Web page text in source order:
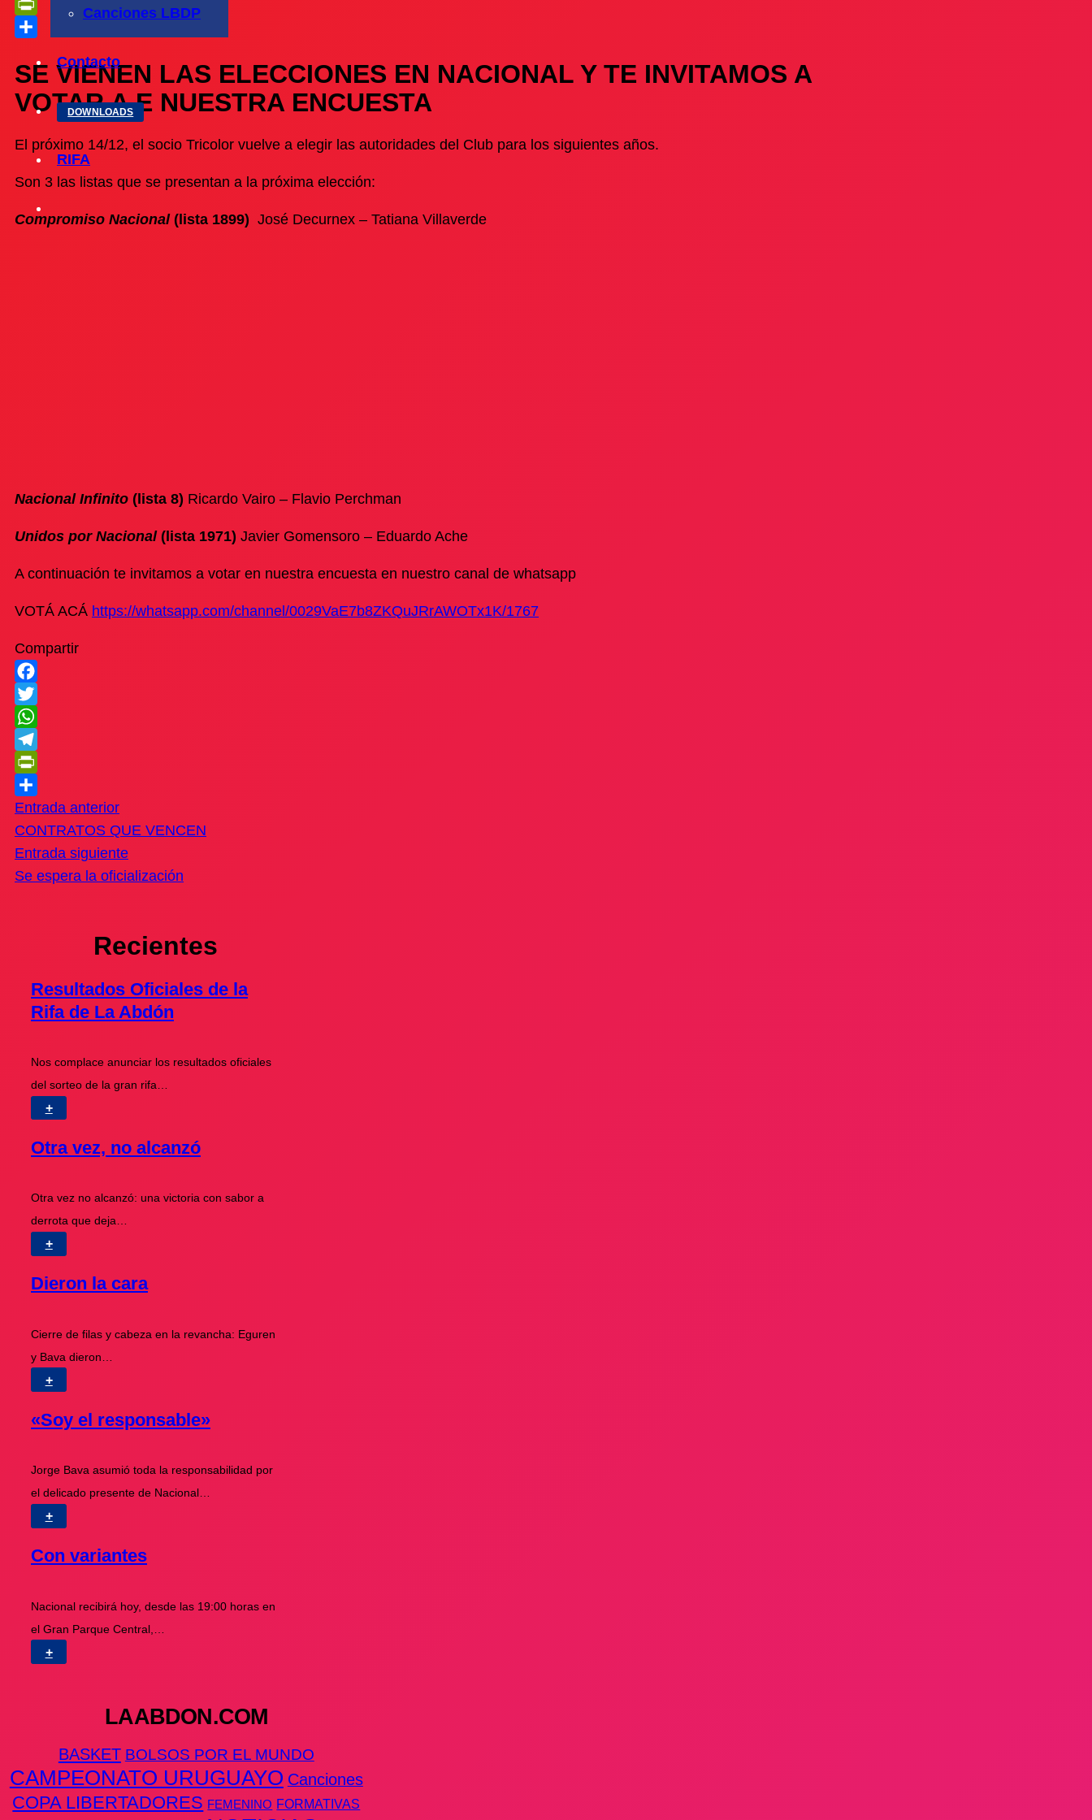
Canciones LBDP
Contacto
DOWNLOADS
RIFA
Telegram
PrintFriendly
SE VIENEN LAS ELECCIONES EN NACIONAL Y TE INVITAMOS A
VOTAR A E NUESTRA ENCUESTA
El próximo 14/12, el socio Tricolor vuelve a elegir las autoridades del Club para los siguientes años.
Son 3 las listas que se presentan a la próxima elección:
Compromiso Nacional(lista 1899) José Decurnex – Tatiana Villaverde
Nacional Infinito (lista 8) Ricardo Vairo – Flavio Perchman
Unidos por Nacional(lista 1971) Javier Gomensoro – Eduardo Ache
A continuación te invitamos a votar en nuestra encuesta en nuestro canal de whatsapp
VOTÁ ACÁ https://whatsapp.com/channel/0029VaE7b8ZKQuJRrAWOTx1K/1767
Compartir
Facebook
Twitter
WhatsApp
Telegram
PrintFriendly
Compartir
Entrada anterior
CONTRATOS QUE VENCEN
Entrada siguiente
Se espera la oficialización
Recientes
Resultados Oficiales de la
Rifa de La Abdón
Nos complace anunciar los resultados oficiales
del sorteo de la gran rifa…
+
Otra vez, no alcanzó
Otra vez no alcanzó: una victoria con sabor a
derrota que deja…
+
Dieron la cara
Cierre de filas y cabeza en la revancha: Eguren
y Bava dieron…
+
«Soy el responsable»
Jorge Bava asumió toda la responsabilidad por
el delicado presente de Nacional…
+
Con variantes
Nacional recibirá hoy, desde las 19:00 horas en
el Gran Parque Central,…
+
LAABDON.COM
BASKET BOLSOS POR EL MUNDO
CAMPEONATO URUGUAYO Canciones
COPA LIBERTADORES FEMENINO FORMATIVAS